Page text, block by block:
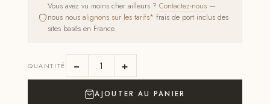
Vous avez vu moins cher ailleurs ?Contactez-nous —
nous nousalignons sur les tarifs* frais de port inclus des
sites basés en France.
QUANTITÉ − +
AJOUTER AU PANIER